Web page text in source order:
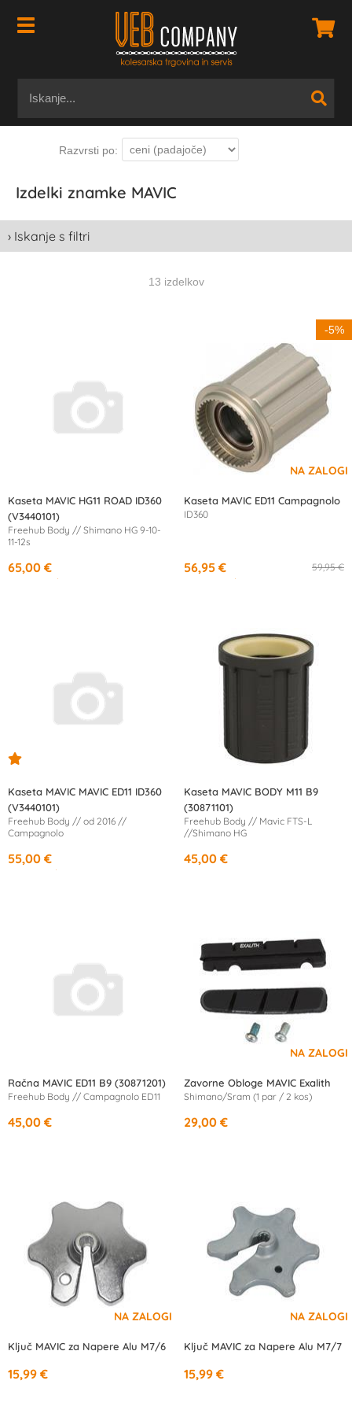
Izdelki znamke MAVIC
› Iskanje s filtri
13 izdelkov
Kaseta MAVIC HG11 ROAD ID360
(V3440101)
Freehub Body // Shimano HG 9-10-
11-12s
65,00 €
/mesec
-5%
Kaseta MAVIC ED11 Campagnolo
ID360
59,95 €
56,95 €
/mesec
Kaseta MAVIC MAVIC ED11 ID360
(V3440101)
Freehub Body // od 2016 //
Campagnolo
55,00 €
/mesec
Kaseta MAVIC BODY M11 B9
(30871101)
Freehub Body // Mavic FTS-L
//Shimano HG
45,00 €
Račna MAVIC ED11 B9 (30871201)
Freehub Body // Campagnolo ED11
45,00 €
Zavorne Obloge MAVIC Exalith
Shimano/Sram (1 par / 2 kos)
29,00 €
Ključ MAVIC za Napere Alu M7/6
15,99 €
Ključ MAVIC za Napere Alu M7/7
15,99 €